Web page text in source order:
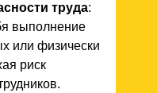
труда:
выполнение
или физически
риск